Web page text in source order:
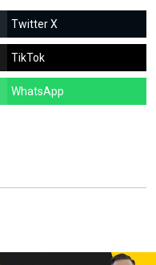
Twitter X
TikTok
WhatsApp